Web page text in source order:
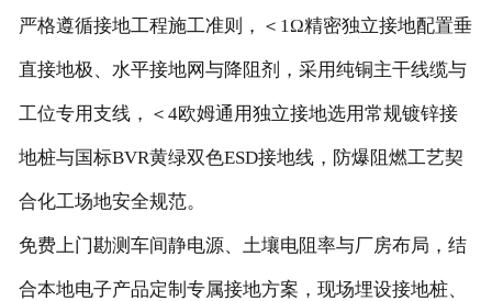
严格遵循接地工程施工准则，＜1Ω精密独立接地配置垂
直接地极、水平接地网与降阻剂，采用纯铜主干线缆与
工位专用支线，＜4欧姆通用独立接地选用常规镀锌接
地桩与国标BVR黄绿双色ESD接地线，防爆阻燃工艺契
合化工场地安全规范。
免费上门勘测车间静电源、土壤电阻率与厂房布局，结
合本地电子产品定制专属接地方案，现场埋设接地桩、